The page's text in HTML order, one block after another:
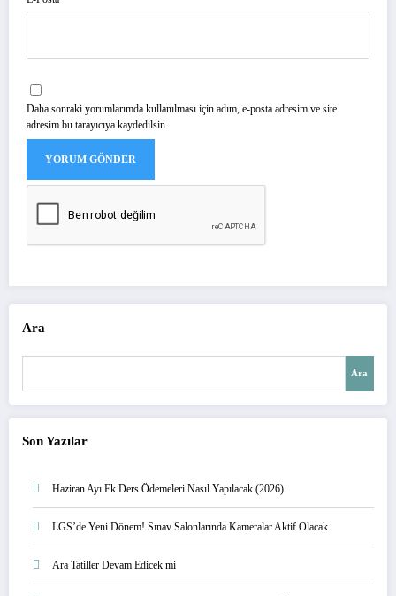
Daha sonraki yorumlarımda kullanılması için adım, e-posta adresim ve site
adresim bu tarayıcıya kaydedilsin.
Ara
Ara
Son Yazılar
Haziran Ayı Ek Ders Ödemeleri Nasıl Yapılacak (2026)
LGS’de Yeni Dönem! Sınav Salonlarında Kameralar Aktif Olacak
Ara Tatiller Devam Edicek mi